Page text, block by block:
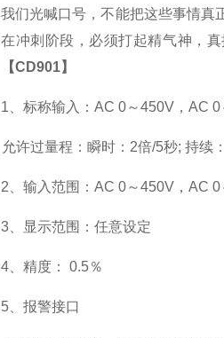
我们光喊口号，不能把这些事情真
在冲刺阶段，必须打起精气神，
【CD901】
1 、标称输入：AC 0～450V ，AC 0
允许过量程：瞬时：2倍/5秒; 持续
2 、输入范围：AC 0～450V ，AC 0
3 显示范围：任意设定
4 、精度： 0.5％
5 、报警接口